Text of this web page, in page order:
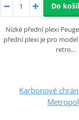
Do
Nízké přední plexi
přední plexi je pro
retro…
Karbonové